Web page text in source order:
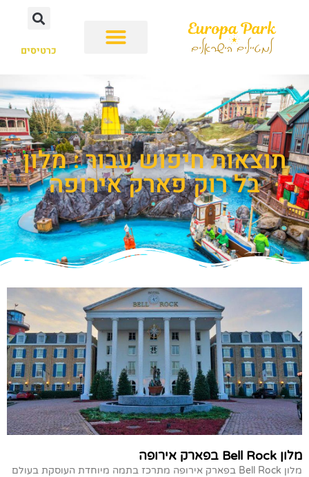
כרטיסים
תוצאות חיפוש עבור : מלון
בל רוק פארק אירופה
מלון Bell Rock בפארק אירופה
מלון Bell Rock בפארק אירופה מתרכז בתמה מיוחדת העוסקת בעולם